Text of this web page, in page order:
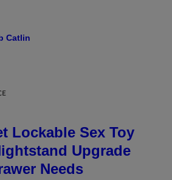
Catlin
Lockable Sex Toy
Upgrade
Needs